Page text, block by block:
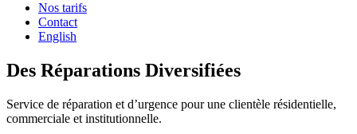
Nos tarifs
Contact
English
Des Réparations Diversifiées
Service de réparation et d’urgence pour une clientèle résidentielle,
commerciale et institutionnelle.